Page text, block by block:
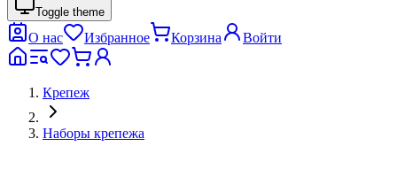
Toggle theme
О нас Избранное Корзина Войти
Крепеж
Наборы крепежа